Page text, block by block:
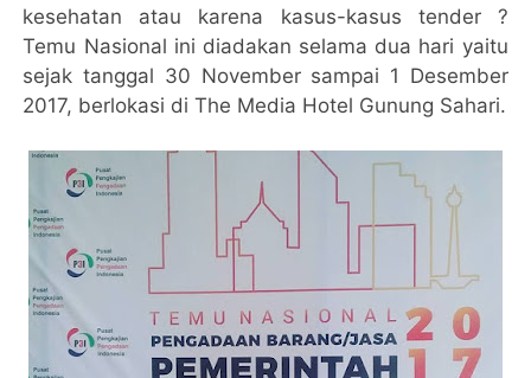
kesehatan atau karena kasus-kasus tender ?
Temu Nasional ini diadakan selama dua hari yaitu
sejak tanggal 30 November sampai 1 Desember
2017, berlokasi di The Media Hotel Gunung Sahari.